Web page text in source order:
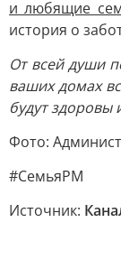
и любящие
история о
От всей души
ваших домах
будут здоровы
Фото:
#СемьяРМ
Источник: